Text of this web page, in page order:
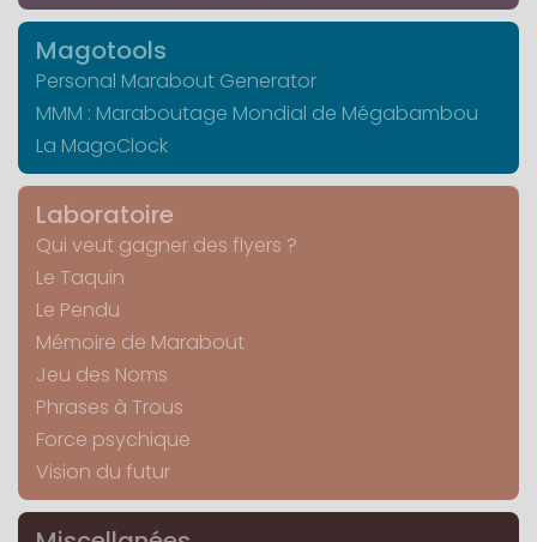
Magotools
Personal Marabout Generator
MMM : Maraboutage Mondial de Mégabambou
La MagoClock
Laboratoire
Qui veut gagner des flyers ?
Le Taquin
Le Pendu
Mémoire de Marabout
Jeu des Noms
Phrases à Trous
Force psychique
Vision du futur